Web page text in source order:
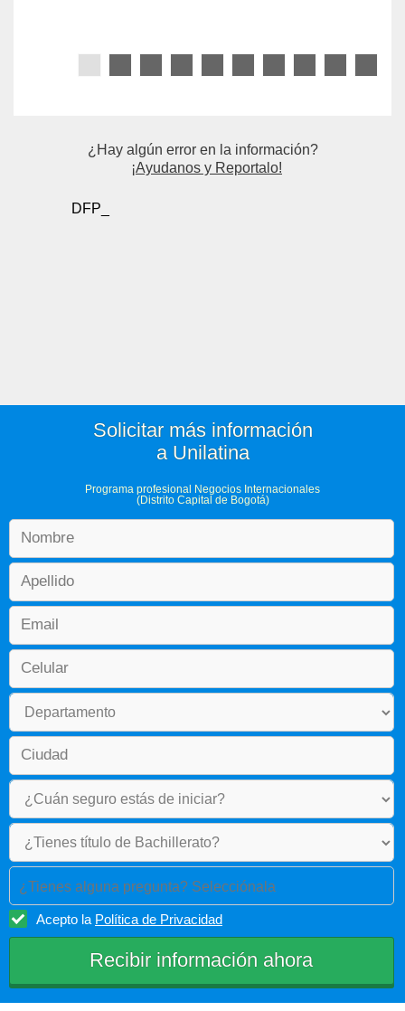
¿Hay algún error en la información?
¡Ayudanos y Reportalo!
DFP_
Solicitar más información
a Unilatina
Programa profesional Negocios Internacionales
(Distrito Capital de Bogotá)
¿Tienes alguna pregunta? Selecciónala
Acepto la Política de Privacidad